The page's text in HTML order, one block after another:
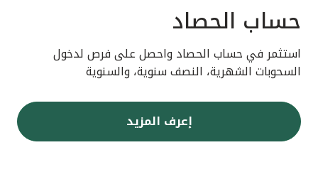
حساب الحصاد
استثمر في حساب الحصاد واحصل على فرص لدخول
السحوبات الشهرية، النصف سنوية، والسنوية
إعرف المزيد